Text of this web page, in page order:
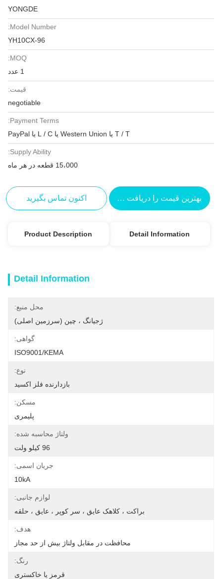
YONGDE
Model Number:
YH10CX-96
MOQ:
قیمت:
negotiable
Payment Terms:
T / T یا Western Union یا L / C یا PayPal
Supply Ability:
15،000 قطعه در هر ماه
بهترین قیمت را دریافت کنید اکنون تماس بگیرید
Detail Information
Product Description
Detail Information
محل منبع:
ژجیانگ ، چین (سرزمین اصلی)
گواهی:
ISO9001/KEMA
نوع:
بازدارنده فلز اکسید
مسکن:
پلیمری
ولتاژ محاسبه شده:
96 کیلو ولت
جریان اسمی:
10kA
لوازم جانبی:
براکت ، کلاهک عایق ، سر کوپر ، عایق ، حلقه
هدف:
محافظت در مقابل ولتاژ بیش از حد مجاز
رنگ:
قرمز یا خاکستری